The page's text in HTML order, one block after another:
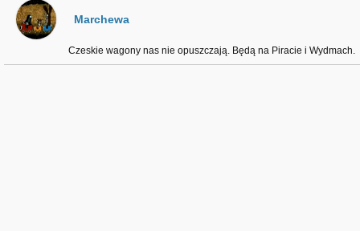
Marchewa
Czeskie wagony nas nie opuszczają. Będą na Piracie i Wydmach.